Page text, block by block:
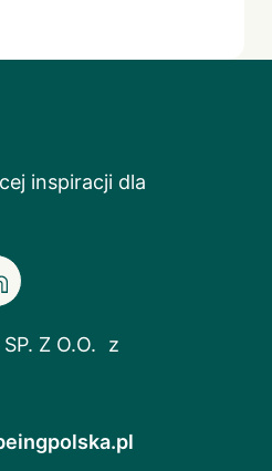
inspiracji dla
SP. Z O.O. z